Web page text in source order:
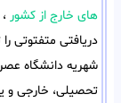
های خارج از کشور
دریافتی متفتوتی
شهریه دانشگاه
تحصیلی، خارجی و